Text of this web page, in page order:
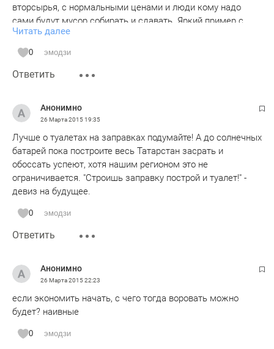
вторсырья, с нормальными ценами и люди кому надо
сами будут мусор собирать и сдавать. Яркий пример с
черметом, которого полно было на улице, теперь его нет
сами предприимчивые граждане рыскали по улице и
вывозили.
Читать далее
0 эмодзи
Ответить
Анонимно
26 Марта 201519:35
Лучше о туалетах на заправках подумайте! А до солнечных
батарей пока построите весь Татарстан засрать и
обоссать успеют, хотя нашим регионом это не
ограничивается. "Строишь заправку построй и туалет!" -
девиз на будущее.
0 эмодзи
Ответить
Анонимно
26 Марта 201522:23
если экономить начать, с чего тогда воровать можно
будет? наивные
0 эмодзи